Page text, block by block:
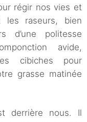
régir nos vies et
les raseurs, bien
d’une politesse
avide,
cibiches pour
grasse matinée
derrière nous. Il